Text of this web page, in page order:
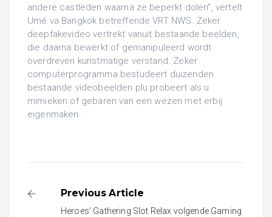
andere castleden waarna ze beperkt dolen”, vertelt
Umé va Bangkok betreffende VRT NWS. Zeker
deepfakevideo vertrekt vanuit bestaande beelden,
die daarna bewerkt of gemanipuleerd wordt
overdreven kunstmatige verstand. Zeker
computerprogramma bestudeert duizenden
bestaande videobeelden plu probeert als u
mimieken of gebaren van een wezen met erbij
eigenmaken.
Previous Article
Heroes’ Gathering Slot Relax volgende Gaming